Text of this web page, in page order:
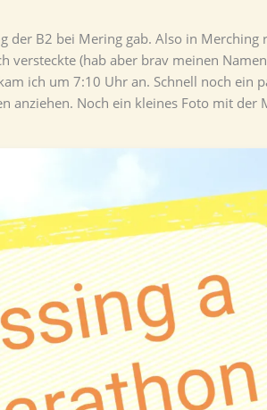
der B2 bei Mering gab. Also in
versteckte (hab aber brav meinen Namen
ich um 7:10 Uhr an. Schnell noch ein
anziehen. Noch ein kleines Foto mit der